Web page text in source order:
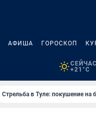
АФИША ГОРОСКОП
СЕЙЧАС
+21°C
Стрельба в Туле: покушение на